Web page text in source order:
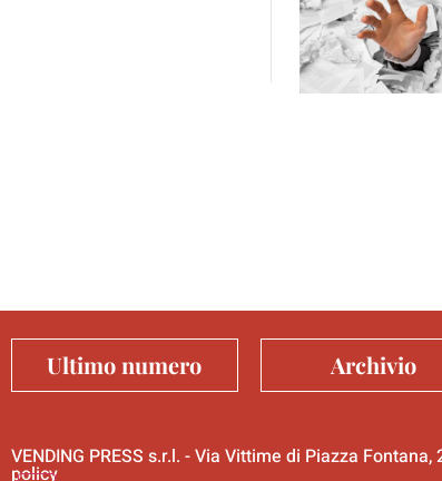
Ultimo numero Archivio
VENDING PRESS s.r.l. - Via Vittime di Piazza
policy